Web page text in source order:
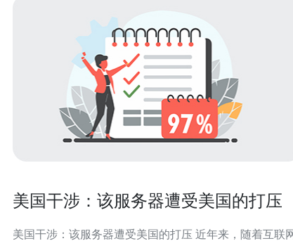
美国干涉：该服务器遭受美国的打压
美国干涉：该服务器遭受美国的打压 近年来，随着互联网